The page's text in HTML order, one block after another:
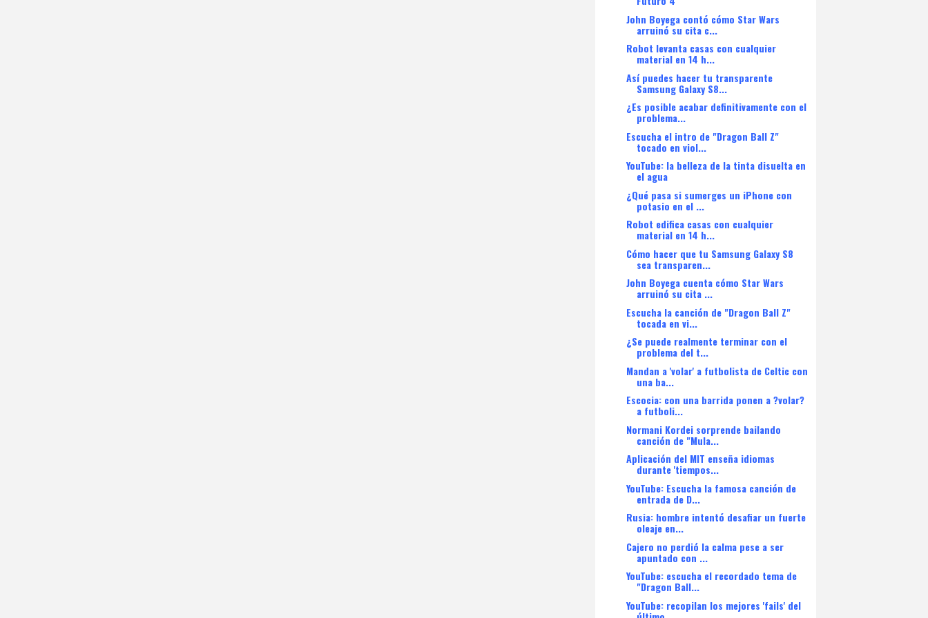
John Boyega contó cómo Star Wars
arruinó su cita c...
Robot levanta casas con cualquier
material en 14 h...
Así puedes hacer tu transparente
Samsung Galaxy S8...
¿Es posible acabar definitivamente con el
problema...
Escucha el intro de "Dragon Ball Z"
tocado en viol...
YouTube: la belleza de la tinta disuelta en
el agua
¿Qué pasa si sumerges un iPhone con
potasio en el ...
Robot edifica casas con cualquier
material en 14 h...
Cómo hacer que tu Samsung Galaxy S8
sea transparen...
John Boyega cuenta cómo Star Wars
arruinó su cita ...
Escucha la canción de "Dragon Ball Z"
tocada en vi...
¿Se puede realmente terminar con el
problema del t...
Mandan a 'volar' a futbolista de Celtic con
una ba...
Escocia: con una barrida ponen a ?volar?
a futboli...
Normani Kordei sorprende bailando
canción de "Mula...
Aplicación del MIT enseña idiomas
durante 'tiempos...
YouTube: Escucha la famosa canción de
entrada de D...
Rusia: hombre intentó desafiar un fuerte
oleaje en...
Cajero no perdió la calma pese a ser
apuntado con ...
YouTube: escucha el recordado tema de
"Dragon Ball...
YouTube: recopilan los mejores 'fails' del